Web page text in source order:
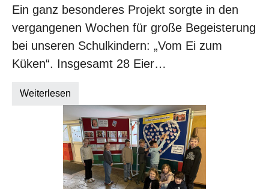
Ein ganz besonderes Projekt sorgte in den
vergangenen Wochen für große Begeisterung
bei unseren Schulkindern: „Vom Ei zum
Küken“. Insgesamt 28 Eier…
Weiterlesen